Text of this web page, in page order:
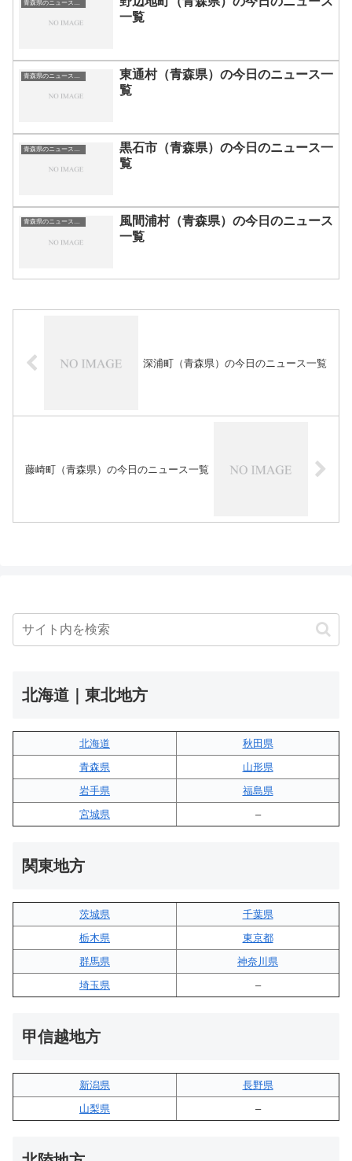
一覧
東通村（青森県）の今日のニュース一
覧
黒石市（青森県）の今日のニュース一
覧
青森県のニュース一覧
風間浦村（青森県）の今日のニュース
一覧
深浦町（青森県）の今日のニュース一覧
藤崎町（青森県）の今日のニュース一覧
北海道｜東北地方
北海道
秋田県
青森県
山形県
岩手県
福島県
宮城県
–
関東地方
茨城県
千葉県
栃木県
東京都
群馬県
神奈川県
埼玉県
–
甲信越地方
新潟県
長野県
山梨県
–